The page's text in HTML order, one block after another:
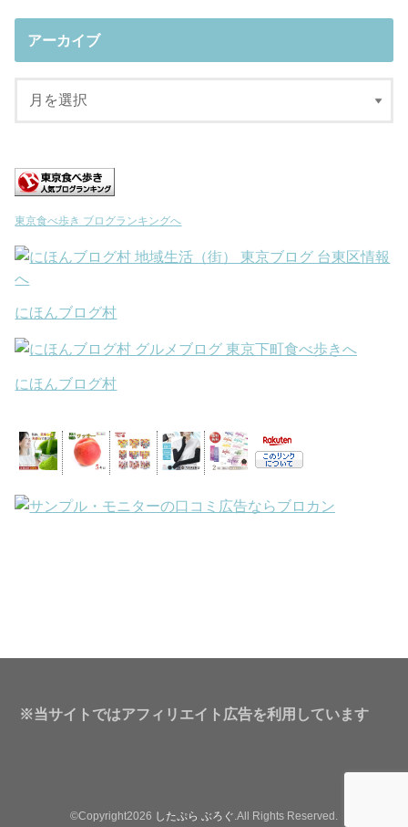
アーカイブ
東京食べ歩き ブログランキングへ
にほんブログ村
にほんブログ村
※当サイトではアフィリエイト広告を利用しています
©Copyright2026 したぷら ぶろぐ .All Rights Reserved.